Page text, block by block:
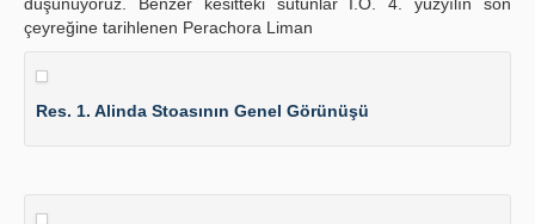
çeyreğine tarihlenen Perachora Liman
Res. 1. Alinda Stoasının Genel Görünüşü